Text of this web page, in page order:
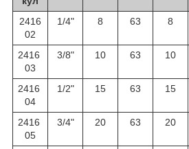
2416
02
1/4" 8 63 8
2416
03
3/8" 10 63 10
2416
04
1/2" 15 63 15
2416
05
3/4" 20 63 20